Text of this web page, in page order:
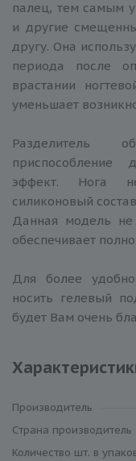
палец, тем самым
и другие
другу. Она
периода после
врастании
уменьшает
Разделитель
приспособление
эффект. Нога
силиконовый
Данная модель
обеспечивает
Для более
носить гелевый
будет Вам очень
Производитель
Cтрана производитель
Количество шт. в